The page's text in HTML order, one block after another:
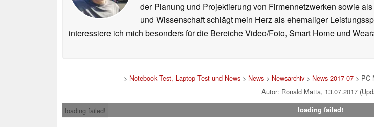
der Planung und Projektierung von Firmennetzwerken sowie
und Wissenschaft schlägt mein Herz als ehemaliger
interessiere ich mich besonders für die Bereiche Video/Foto, Smart Home und
> Notebook Test, Laptop Test und News> News> Newsarchiv> News 2017-07> PC-
Autor: Ronald Matta, 13.07.2017
loading failed!
loading failed!